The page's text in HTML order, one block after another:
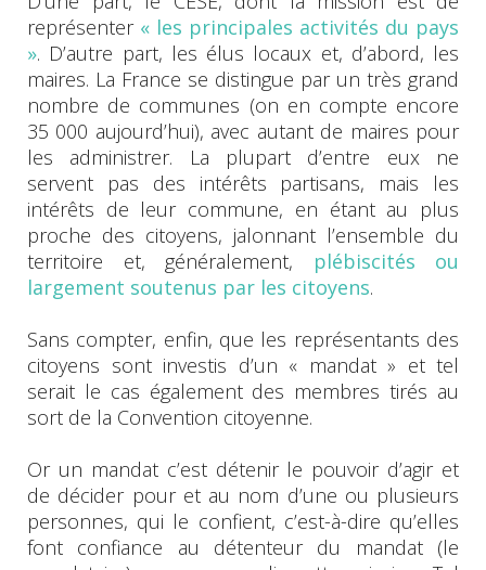
représenter « les principales activités du pays
». D’autre part, les élus locaux et, d’abord, les
maires. La France se distingue par un très grand
nombre de communes (on en compte encore
35 000 aujourd’hui), avec autant de maires pour
les administrer. La plupart d’entre eux ne
servent pas des intérêts partisans, mais les
intérêts de leur commune, en étant au plus
proche des citoyens, jalonnant l’ensemble du
territoire et, généralement,
plébiscités ou
largement soutenus par les citoyens.
Sans compter, enfin, que les représentants des
citoyens sont investis d’un « mandat » et tel
serait le cas également des membres tirés au
sort de la Convention citoyenne.
Or un mandat c’est détenir le pouvoir d’agir et
de décider pour et au nom d’une ou plusieurs
personnes, qui le confient, c’est-à-dire qu’elles
font confiance au détenteur du mandat (le